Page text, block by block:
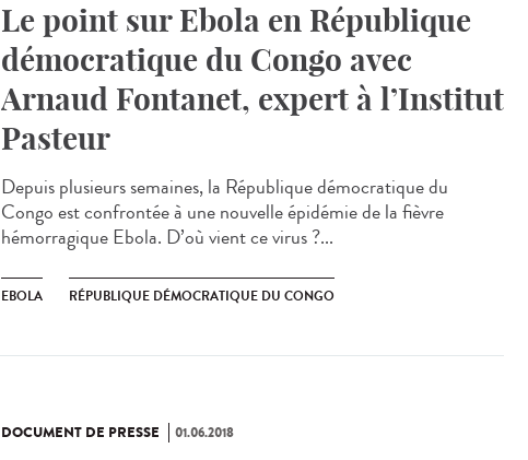
Le point sur Ebola en République
démocratique du Congo avec
Arnaud Fontanet, expert à l’Institut
Pasteur
Depuis plusieurs semaines, la République démocratique du
Congo est confrontée à une nouvelle épidémie de la fièvre
hémorragique Ebola. D’où vient ce virus ?...
EBOLA RÉPUBLIQUE DÉMOCRATIQUE DU CONGO
DOCUMENT DE PRESSE 01.06.2018